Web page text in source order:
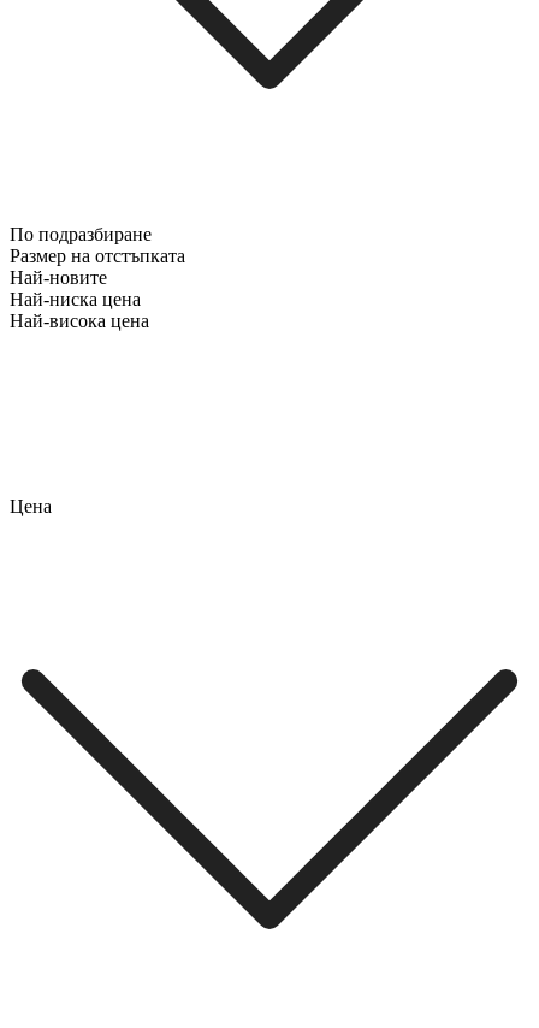
По подразбиране
Размер на отстъпката
Най-новите
Най-ниска цена
Най-висока цена
Цена